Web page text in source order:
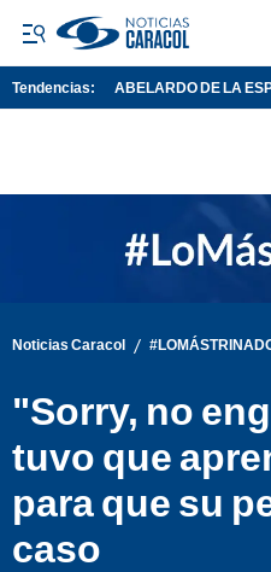
Tendencias: ABELARDO DE LA
Noticias Caracol /
"Sorry, no
tuvo que
para que su
caso